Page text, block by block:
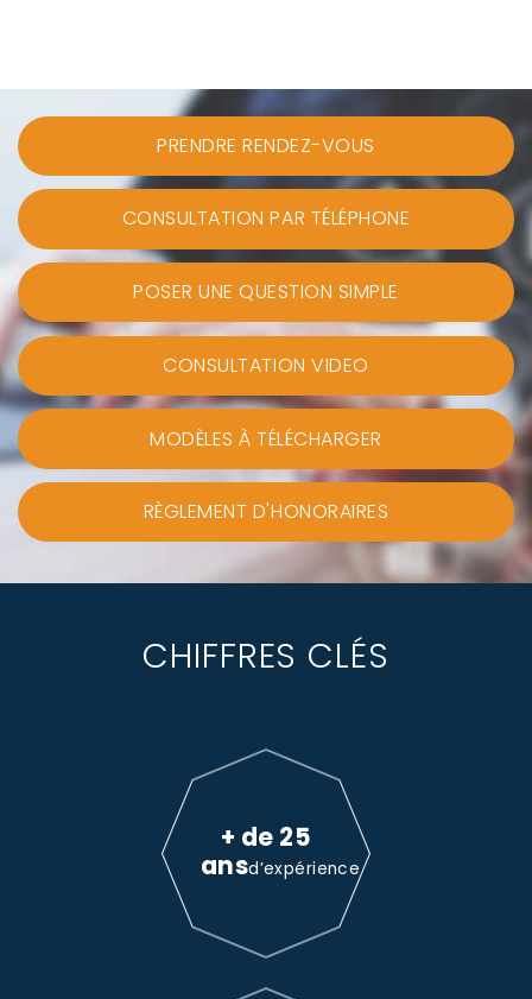
PRENDRE RENDEZ-VOUS
CONSULTATION PAR TÉLÉPHONE
POSER UNE QUESTION SIMPLE
CONSULTATION VIDEO
MODÈLES À TÉLÉCHARGER
RÈGLEMENT D'HONORAIRES
CHIFFRES CLÉS
+ de 25
ansd’expérience